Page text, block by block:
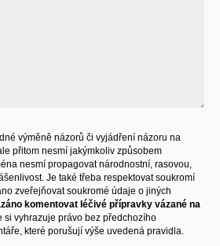
výměně názorů či vyjádření názoru na
přitom nesmí jakýmkoliv způsobem
nesmí propagovat národnostní, rasovou,
Je také třeba respektovat soukromí
zveřejňovat soukromé údaje o jiných
komentovat léčivé přípravky vázané na
si vyhrazuje právo bez předchozího
které porušují výše uvedená pravidla.